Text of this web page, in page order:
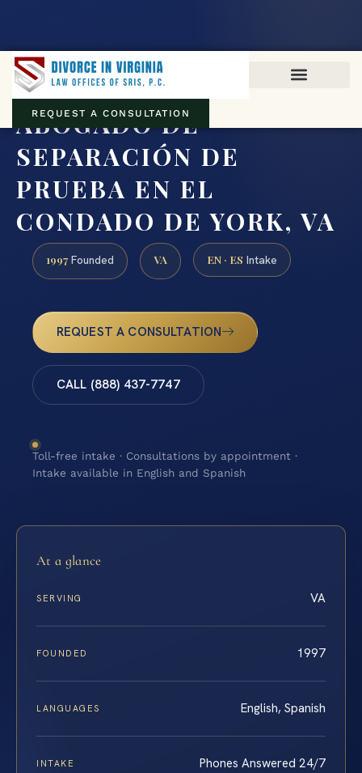
REQUEST A CONSULTATION
ABOGADO DE
SEPARACIÓN DE
PRUEBA EN EL
CONDADO DE YORK, VA
1997 Founded VA EN · ES Intake
REQUEST A CONSULTATION
CALL (888) 437-7747
Toll-free intake · Consultations by appointment ·
Intake available in English and Spanish
At a glance
SERVING VA
FOUNDED 1997
LANGUAGES English, Spanish
INTAKE Phones Answered 24/7